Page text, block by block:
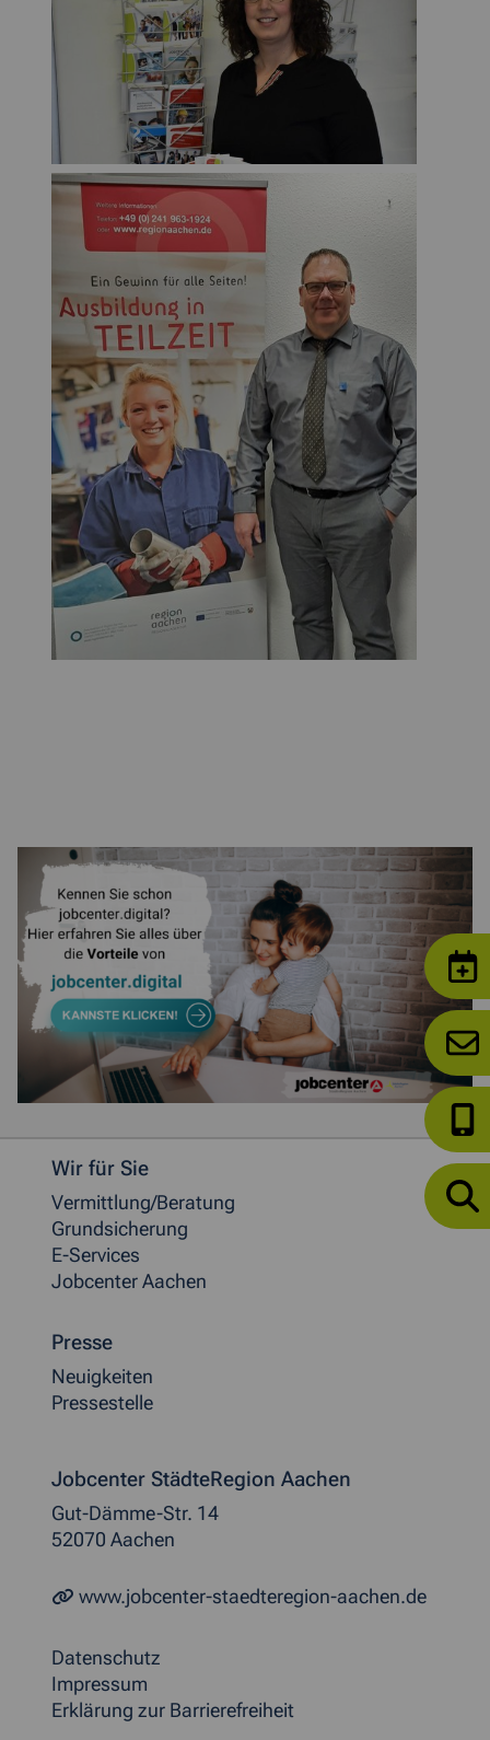
Weitere allgemeine Informationen
Wir für Sie
Vermittlung/Beratung
Grundsicherung
E-Services
Jobcenter Aachen
Presse
Neuigkeiten
Pressestelle
Jobcenter StädteRegion Aachen
Gut-Dämme-Str. 14
52070 Aachen
www.jobcenter-staedteregion-aachen.de
Datenschutz
Impressum
Erklärung zur Barrierefreiheit